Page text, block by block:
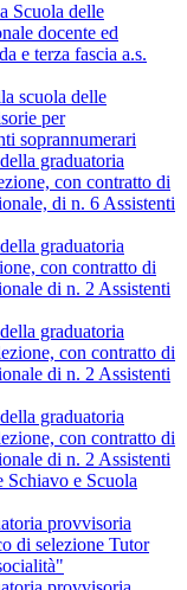
Scuola delle
docente ed
e terza fascia a.s.
scuola delle
per
soprannumerari
graduatoria
con contratto di
di n. 6 Assistenti
graduatoria
con contratto di
di n. 2 Assistenti
graduatoria
con contratto di
di n. 2 Assistenti
graduatoria
con contratto di
di n. 2 Assistenti
Schiavo e Scuola
provvisoria
di selezione Tutor